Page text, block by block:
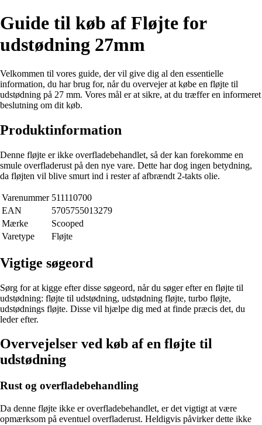
Guide til køb af Fløjte for
udstødning 27mm
Velkommen til vores guide, der vil give dig al den essentielle
information, du har brug for, når du overvejer at købe en fløjte til
udstødning på 27 mm. Vores mål er at sikre, at du træffer en informeret
beslutning om dit køb.
Produktinformation
Denne fløjte er ikke overfladebehandlet, så der kan forekomme en
smule overfladerust på den nye vare. Dette har dog ingen betydning,
da fløjten vil blive smurt ind i rester af afbrændt 2-takts olie.
Varenummer 511110700
EAN
5705755013279
Mærke
Scooped
Varetype
Fløjte
Vigtige søgeord
Sørg for at kigge efter disse søgeord, når du søger efter en fløjte til
udstødning: fløjte til udstødning, udstødning fløjte, turbo fløjte,
udstødnings fløjte. Disse vil hjælpe dig med at finde præcis det, du
leder efter.
Overvejelser ved køb af en fløjte til
udstødning
Rust og overfladebehandling
Da denne fløjte ikke er overfladebehandlet, er det vigtigt at være
opmærksom på eventuel overfladerust. Heldigvis påvirker dette ikke